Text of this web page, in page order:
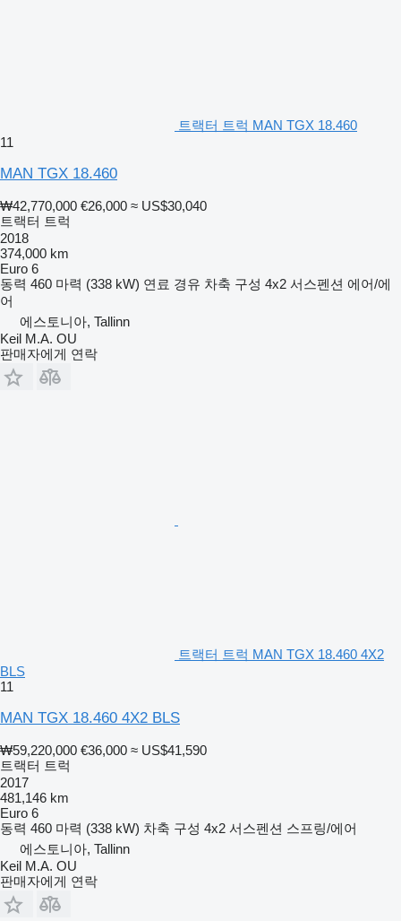
트랙터 트럭 MAN TGX 18.460
11
MAN TGX 18.460
₩42,770,000 €26,000 ≈ US$30,040
트랙터 트럭
2018
374,000 km
Euro 6
동력 460 마력 (338 kW) 연료 경유 차축 구성 4x2 서스펜션 에어/에
어
에스토니아, Tallinn
Keil M.A. OU
판매자에게 연락
트랙터 트럭 MAN TGX 18.460 4X2
BLS
11
MAN TGX 18.460 4X2 BLS
₩59,220,000 €36,000 ≈ US$41,590
트랙터 트럭
2017
481,146 km
Euro 6
동력 460 마력 (338 kW) 차축 구성 4x2 서스펜션 스프링/에어
에스토니아, Tallinn
Keil M.A. OU
판매자에게 연락